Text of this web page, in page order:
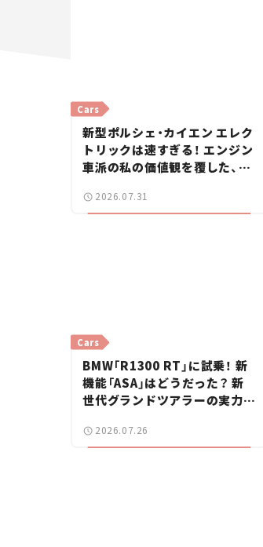
Cars
新型ポルシェ・カイエン エレク
トリックは速すぎる！ エンジン
車派の私の価値観を覆した、新
2026.07.31
Cars
BMW「R1300 RT」に試乗！ 新
機能「ASA」はどうだった？ 新
世代グランドツアラーの実力に
2026.07.26